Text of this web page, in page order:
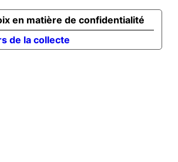
de la collecte
en matière de confidentialité